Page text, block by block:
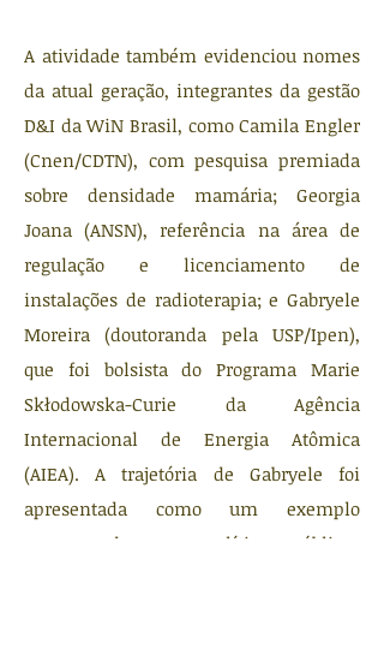
A atividade também evidenciou nomes
da atual geração, integrantes da gestão
D&I da WiN Brasil, como Camila Engler
(Cnen/CDTN), com pesquisa premiada
sobre densidade mamária; Georgia
Joana (ANSN), referência na área de
regulação e licenciamento de
instalações de radioterapia; e Gabryele
Moreira (doutoranda pela USP/Ipen),
que foi bolsista do Programa Marie
Skłodowska-Curie da Agência
Internacional de Energia Atômica
(AIEA). A trajetória de Gabryele foi
apresentada como um exemplo
concreto de como políticas públicas